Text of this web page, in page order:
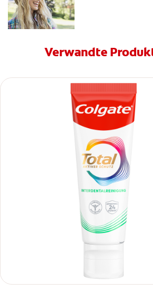
Verwandte